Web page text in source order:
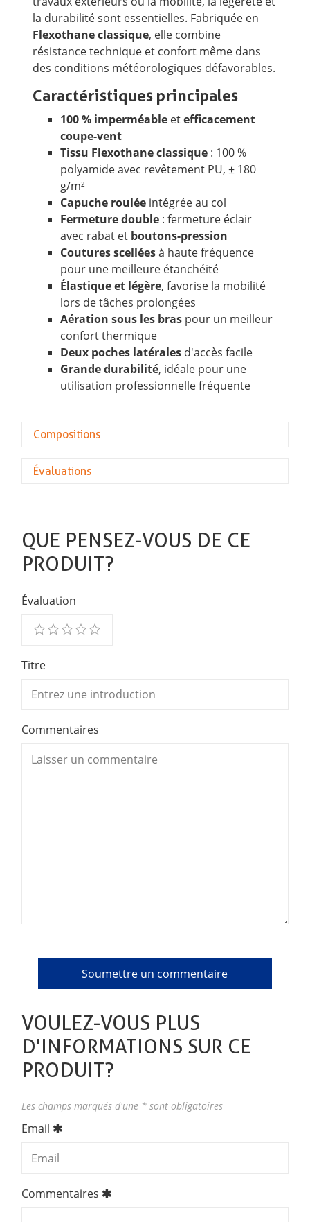
la durabilité sont essentielles. Fabriquée en
Flexothane classique, elle combine
résistance technique et confort même dans
des conditions météorologiques défavorables.
Caractéristiques principales
100 % imperméable etefficacement
coupe-vent
Tissu Flexothane classique : 100 %
polyamide avec revêtement PU, ± 180
g/m²
Capuche roulée intégrée au col
Fermeture double : fermeture éclair
avec rabat et boutons-pression
Coutures scelléesà haute fréquence
pour une meilleure étanchéité
Élastique et légère, favorise la mobilité
lors de tâches prolongées
Aération sous les bras pour un meilleur
confort thermique
Deux poches latérales d'accès facile
Grande durabilité, idéale pour une
utilisation professionnelle fréquente
Compositions
Évaluations
QUE PENSEZ-VOUS DE CE
PRODUIT?
Évaluation
Titre
Commentaires
VOULEZ-VOUS PLUS
D'INFORMATIONS SUR CE
PRODUIT?
Les champs marqués d'une * sont obligatoires
Email
Commentaires